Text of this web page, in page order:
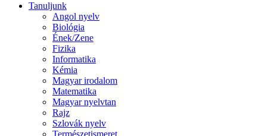
Tanuljunk
Angol nyelv
Biológia
Ének/Zene
Fizika
Informatika
Kémia
Magyar irodalom
Matematika
Magyar nyelvtan
Rajz
Szlovák nyelv
Természetismeret